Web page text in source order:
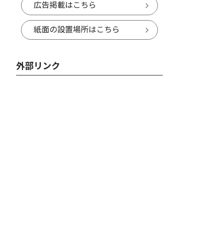
広告掲載はこちら
紙面の設置場所はこちら
外部リンク